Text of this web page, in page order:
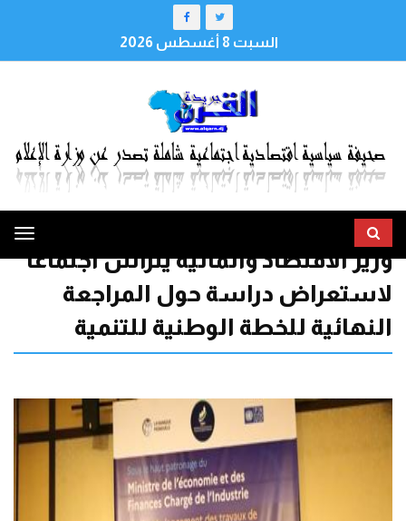
السبت 8 أغسطس 2026
وزير الاقتصاد والمالية يترأس اجتماعا
لاستعراض دراسة حول المراجعة
النهائية للخطة الوطنية للتنمية